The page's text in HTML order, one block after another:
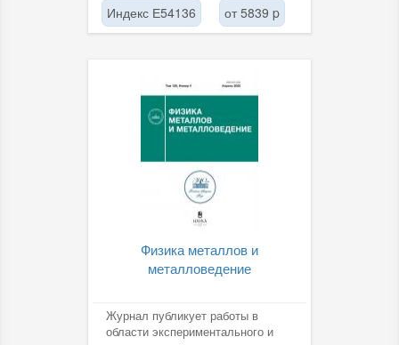
Индекс Е54136 от 5839 p
Физика металлов и
металловедение
Журнал публикует работы в
области экспериментального и